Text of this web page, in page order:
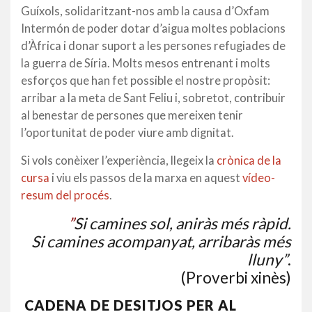
Guíxols, solidaritzant-nos amb la causa d’Oxfam
Intermón de poder dotar d’aigua moltes poblacions
d’Àfrica i donar suport a les persones refugiades de
la guerra de Síria. Molts mesos entrenant i molts
esforços que han fet possible el nostre propòsit:
arribar a la meta de Sant Feliu i, sobretot, contribuir
al benestar de persones que mereixen tenir
l’oportunitat de poder viure amb dignitat.
Si vols conèixer l’experiència, llegeix la crònica de la
cursa i viu els passos de la marxa en aquest vídeo-
resum del procés.
”Si camines sol, aniràs més ràpid.
Si camines acompanyat, arribaràs més
lluny”.
(Proverbi xinès)
CADENA DE DESITJOS PER AL